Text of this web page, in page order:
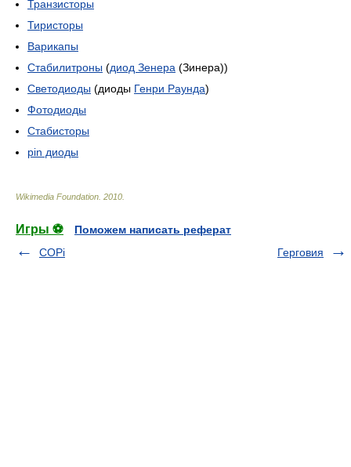
Транзисторы
Тиристоры
Варикапы
Стабилитроны (диод Зенера (Зинера))
Светодиоды (диоды Генри Раунда)
Фотодиоды
Стабисторы
pin диоды
Wikimedia Foundation 2010
Игры ⚽
Поможем написать реферат
COPi
Герговия